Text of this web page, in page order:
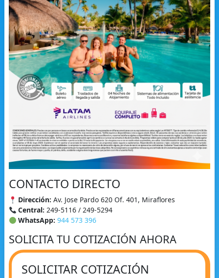
CONTACTO DIRECTO
Dirección: Av. Jose Pardo 620 Of. 401, Miraflores
Central: 249-5116 / 249-5294
WhatsApp: 944 573 396
SOLICITA TU COTIZACIÓN AHORA
SOLICITAR COTIZACIÓN